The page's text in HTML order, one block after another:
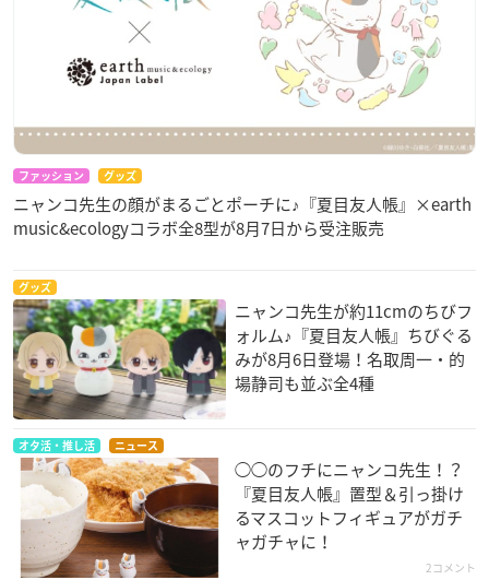
ファッション グッズ
ニャンコ先生の顔がまるごとポーチに♪『夏目友人帳』×earth
music&ecologyコラボ全8型が8月7日から受注販売
グッズ
ニャンコ先生が約11cmのちびフ
ォルム♪『夏目友人帳』ちびぐる
みが8月6日登場！名取周一・的
場静司も並ぶ全4種
オタ活・推し活 ニュース
◯◯のフチにニャンコ先生！？
『夏目友人帳』置型＆引っ掛け
るマスコットフィギュアがガチ
ャガチャに！
2コメント